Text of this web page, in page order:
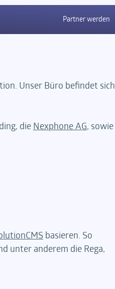
Partner werden
Unser Büro befindet sich
die Nexphone AG, sowie
basieren. So
unter anderem die Rega,